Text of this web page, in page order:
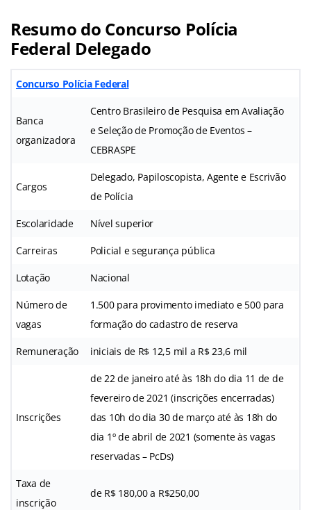
Resumo do Concurso Polícia
Federal Delegado
Concurso Polícia Federal
Banca
organizadora
Centro Brasileiro de Pesquisa em Avaliação
e Seleção de Promoção de Eventos –
CEBRASPE
Cargos
Delegado, Papiloscopista, Agente e Escrivão
de Polícia
Escolaridade Nível superior
Carreiras Policial e segurança pública
Lotação Nacional
Número de
vagas
1.500 para provimento imediato e 500 para
formação do cadastro de reserva
Remuneração iniciais de R$ 12,5 mil a R$ 23,6 mil
Inscrições
de 22 de janeiro até às 18h do dia 11 de de
fevereiro de 2021 (inscrições encerradas)
das 10h do dia 30 de março até às 18h do
dia 1º de abril de 2021 (somente às vagas
reservadas – PcDs)
Taxa de
inscrição
de R$ 180,00 a R$250,00